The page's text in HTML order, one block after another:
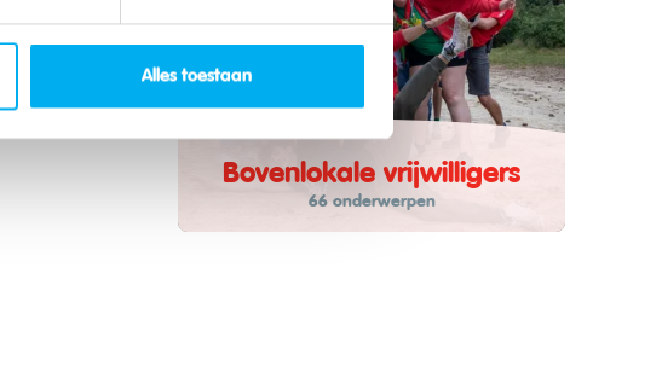
Alles toestaan
Bovenlokale vrijwilligers
66 onderwerpen